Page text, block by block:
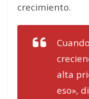
crecimiento.
alta
eso»,